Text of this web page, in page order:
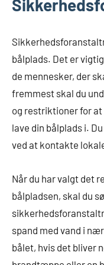
bålplads. Det er
de mennesker, der
fremmest skal du
og restriktioner for at
lave din bålplads i.
ved at kontakte
Når du har valgt det
bålpladsen, skal du
spand med vand i
bålet, hvis det bliver